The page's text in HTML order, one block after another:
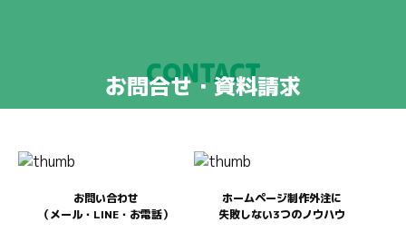
CONTACT
お問合せ・資料請求
お問い合わせ
（メール・LINE・お電話）
ホームページ制作外注に
失敗しない3つのノウハウ